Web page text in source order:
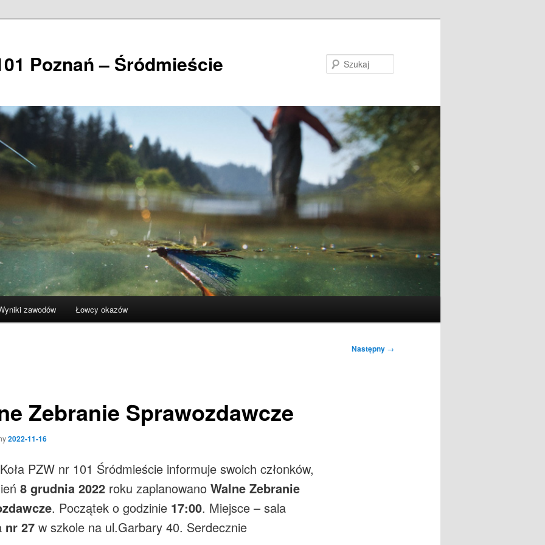
Poznań – Śródmieście
zawodów Łowcy okazów
Następny →
Zebranie Sprawozdawcze
2022-11-16
PZW nr 101 Śródmieście informuje swoich członków,
8 grudnia 2022roku zaplanowano Walne Zebranie
. Początek o godzinie 17:00. Miejsce – sala
nr 27 w szkole na ul.Garbary 40. Serdecznie